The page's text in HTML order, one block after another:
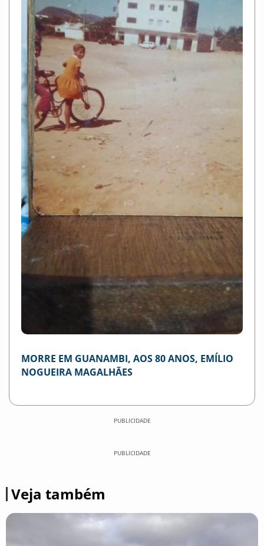
MORRE EM GUANAMBI, AOS 80 ANOS, EMÍLIO
NOGUEIRA MAGALHÃES
PUBLICIDADE
PUBLICIDADE
Veja também